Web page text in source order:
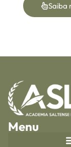
Saiba
Menu